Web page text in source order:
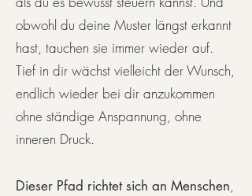
obwohl du deine Muster längst erkannt
hast, tauchen sie immer wieder auf.
Tief in dir wächst vielleicht der Wunsch,
endlich wieder bei dir anzukommen
ohne ständige Anspannung, ohne
inneren Druck.
Dieser Pfad richtet sich an Menschen,